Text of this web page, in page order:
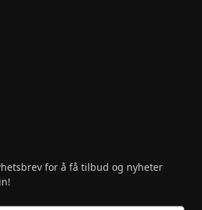
for å få tilbud og nyheter